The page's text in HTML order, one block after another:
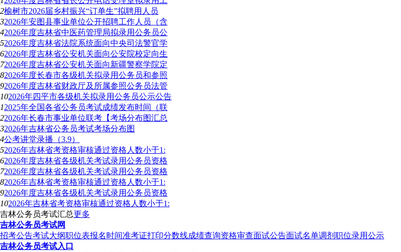
2榆树市2026届乡村振兴“订单生”拟聘用人员
32026年安图县事业单位公开招聘工作人员（含
42026年度吉林省中医药管理局拟录用公务员公
52026年度吉林省法院系统面向中央司法警官学
62026年度吉林省公安机关面向公安院校定向生
72026年度吉林省公安机关面向新疆警察学院定
82026年度长春市各级机关拟录用公务员和参照
92026年度吉林省财政厅及所属参照公务员法管
102026年四平市各级机关拟录用公务员公示公告
12025年全国各省公务员考试成绩发布时间（联
22026年长春市事业单位联考【考场分布图汇总
32026年吉林省公务员考试考场分布图
4公考讲堂录播（3.9）
52026年吉林省考资格审核通过资格人数小于1:
62026年度吉林省各级机关考试录用公务员资格
72026年度吉林省各级机关考试录用公务员资格
82026年吉林省考资格审核通过资格人数小于1:
92026年度吉林省各级机关考试录用公务员资格
102026年吉林省考资格审核通过资格人数小于1:
吉林公务员考试汇总更多
吉林公务员考试网
招考公告考试大纲职位表报名时间准考证打印分数线成绩查询资格审查面试公告面试名单调剂职位录用公示
吉林公务员考试入口